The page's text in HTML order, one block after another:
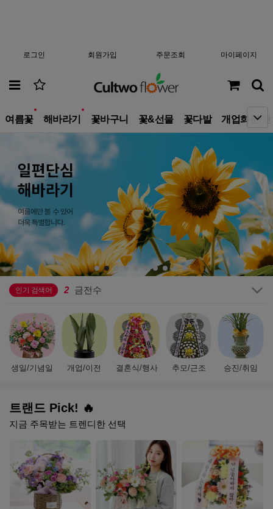
로그인 회원가입 주문조회 마이페이지
여름꽃 해바라기 꽃바구니 꽃&선물 꽃다발 개업화분/
인기 검색어
10
테이블 화분
1
생일
2 금전수
3 결혼식
5 호접란
플랜테리어
만천홍
8 부모님선물
9 승진
생일/기념일 개업/이전 결혼식/행사 추모/근조 승진/취임
트랜드 Pick! 🔥
지금 주목받는 트렌디한 선택